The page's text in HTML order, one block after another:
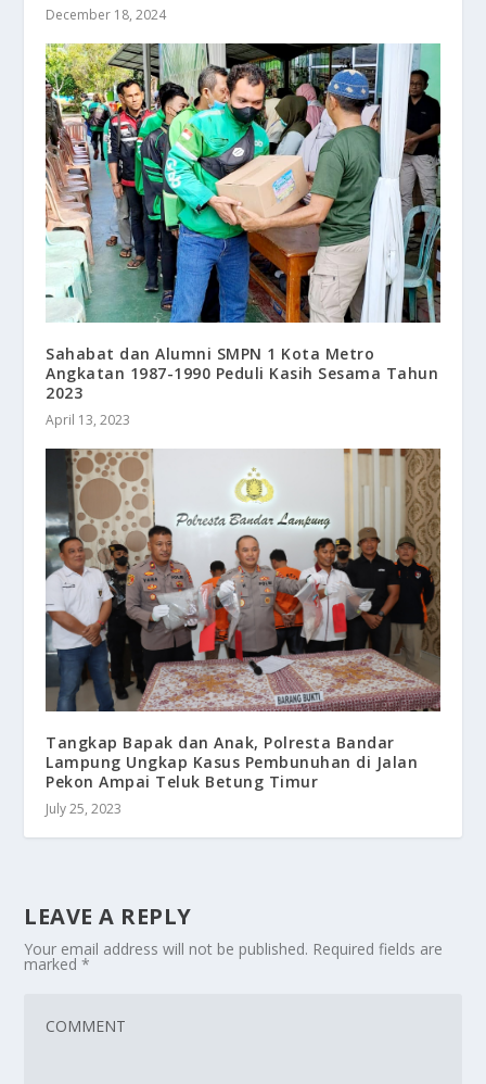
December 18, 2024
Sahabat dan Alumni SMPN 1 Kota Metro
Angkatan 1987-1990 Peduli Kasih Sesama Tahun
2023
April 13, 2023
Tangkap Bapak dan Anak, Polresta Bandar
Lampung Ungkap Kasus Pembunuhan di Jalan
Pekon Ampai Teluk Betung Timur
July 25, 2023
LEAVE A REPLY
Your email address will not be published. Required fields are
marked*